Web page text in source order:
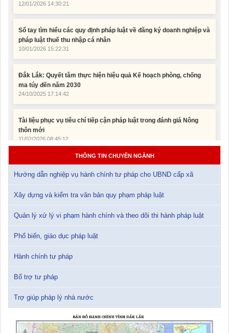
10/01/2026 15:22:31
24/10/2025 17:14:42
11/02/2026 08:45:12
Tài liệu Hội nghị công chức, viên chức và người lao động năm
15/01/2026 15:29:29
12/01/2026 14:30:21
pháp luật thuế thu nhập cá nhân
ma túy đến năm 2030
THÔNG TIN CHUYÊN NGÀNH
Hướng dẫn nghiệp vụ hành chính tư pháp cho UBND cấp xã
Xây dựng và kiểm tra văn bản quy phạm pháp luật
Quản lý xử lý vi phạm hành chính và theo dõi thi hành pháp luật
Phổ biến, giáo dục pháp luật
Hành chính tư pháp
Bổ trợ tư pháp
Trợ giúp pháp lý nhà nước